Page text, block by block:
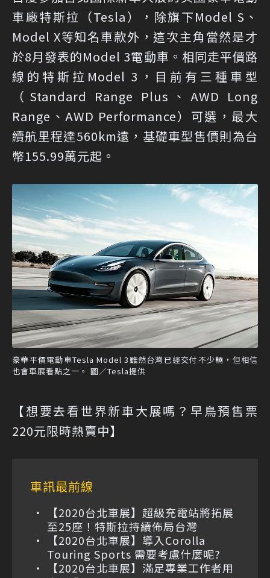
車廠特斯拉（Tesla），除旗下Model S、
Model X等知名車款外，這次主角當然是才
於8月發表的Model 3電動車。相同走平價路
線的特斯拉Model 3，目前有三種車型
（Standard Range Plus、AWD Long
Range、AWD Performance）可選，最大
續航里程達560km遠，基礎車型售價則為台
幣155.99萬元起。
豪華平價電動車Tesla Model 3雖然台灣已經交付不少輛，但相信
也會車展看點之一。 圖／Tesla提供
【想要去看世界新車大展嗎？ 早鳥預售票
220元限時熱賣中】
車訊最前線
【2020台北車展】超級充電站將拓展
至25座！特斯拉持續佈局台灣
【2020台北車展】導入Corolla
Touring Sports 需要考慮什麼呢?
【2020台北車展】滿足專業工作者用